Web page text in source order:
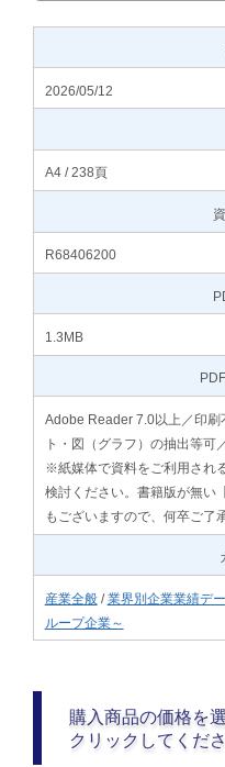
2026/05/12
A4 / 238頁
R68406200
1.3MB
Adobe Reader 7.0以上／印刷
ト・図（グラフ）の抽出等
※紙媒体で資料をご利用され
検討ください。書籍版が無い
もございますので、何卒ご了
産業全般/業界別企業業績デ
ループ企業～
購入商品の価格を
クリックしてくださ